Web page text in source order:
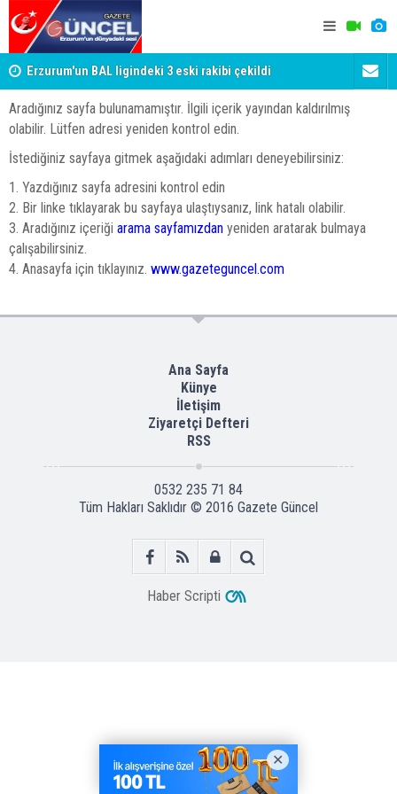
Erzurum'un BAL ligindeki 3 eski rakibi çekildi
Aradığınız sayfa bulunamamıştır. İlgili içerik yayından kaldırılmış
olabilir. Lütfen adresi yeniden kontrol edin.
İstediğiniz sayfaya gitmek aşağıdaki adımları deneyebilirsiniz:
1. Yazdığınız sayfa adresini kontrol edin
2. Bir linke tıklayarak bu sayfaya ulaştıysanız, link hatalı olabilir.
3. Aradığınız içeriği arama sayfamızdan yeniden aratarak bulmaya
çalışabilirsiniz.
4. Anasayfa için tıklayınız. www.gazeteguncel.com
Ana Sayfa
Künye
İletişim
Ziyaretçi Defteri
RSS
0532 235 71 84
Tüm Hakları Saklıdır © 2016 Gazete Güncel
Haber Scripti